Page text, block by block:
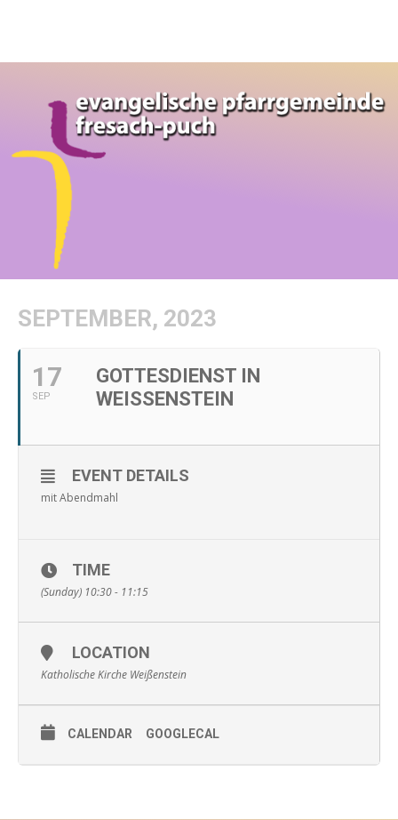
SEPTEMBER, 2023
17
SEP
GOTTESDIENST IN
WEISSENSTEIN
EVENT DETAILS
mit Abendmahl
TIME
(Sunday) 10:30 - 11:15
LOCATION
Katholische Kirche Weißenstein
CALENDAR GOOGLECAL